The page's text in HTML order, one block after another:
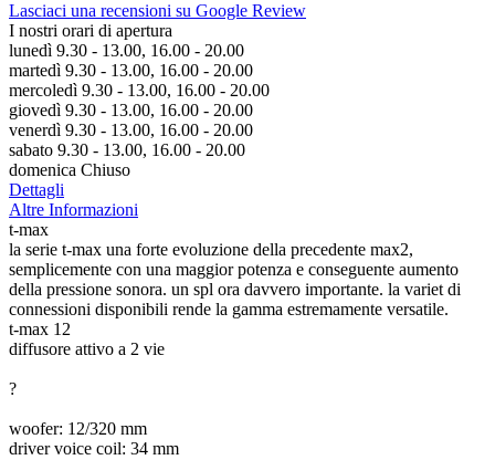
Lasciaci una recensioni su Google Review
I nostri orari di apertura
lunedì 9.30 - 13.00, 16.00 - 20.00
martedì 9.30 - 13.00, 16.00 - 20.00
mercoledì 9.30 - 13.00, 16.00 - 20.00
giovedì 9.30 - 13.00, 16.00 - 20.00
venerdì 9.30 - 13.00, 16.00 - 20.00
sabato 9.30 - 13.00, 16.00 - 20.00
domenica Chiuso
Dettagli
Altre Informazioni
t-max
la serie t-max una forte evoluzione della precedente max2,
semplicemente con una maggior potenza e conseguente aumento
della pressione sonora. un spl ora davvero importante. la variet di
connessioni disponibili rende la gamma estremamente versatile.
t-max 12
diffusore attivo a 2 vie
?
woofer: 12/320 mm
driver voice coil: 34 mm